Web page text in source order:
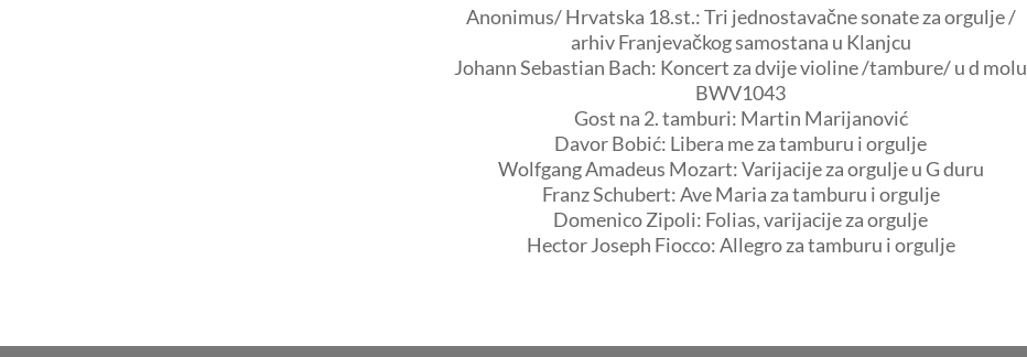
Anonimus/ Hrvatska 18.st.: Tri jednostavačne sonate za orgulje /
arhiv Franjevačkog samostana u Klanjcu
Johann Sebastian Bach: Koncert za dvije violine /tambure/ u d molu
BWV1043
Gost na 2. tamburi: Martin Marijanović
Davor Bobić: Libera me za tamburu i orgulje
Wolfgang Amadeus Mozart: Varijacije za orgulje u G duru
Franz Schubert: Ave Maria za tamburu i orgulje
Domenico Zipoli: Folias, varijacije za orgulje
Hector Joseph Fiocco: Allegro za tamburu i orgulje